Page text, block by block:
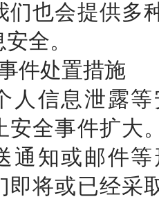
们也会提供多
全。
件处置措施
人信息泄露
安全事件扩大
通知或邮件
即将或已经采